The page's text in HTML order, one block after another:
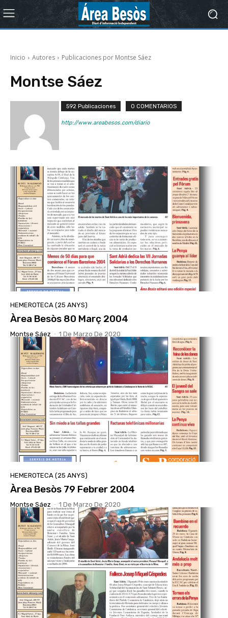
Inicio Autores Publicaciones por Montse Sáez
Montse Sáez
592 Publicaciones 0 COMENTARIOS
http://www.areabesos.com/diario
HEMEROTECA (25 ANYS)
Àrea Besòs 80 Març 2004
Montse Sáez - 1 De Marzo De 2020
HEMEROTECA (25 ANYS)
Àrea Besòs 79 Febrer 2004
Montse Sáez - 1 De Marzo De 2020